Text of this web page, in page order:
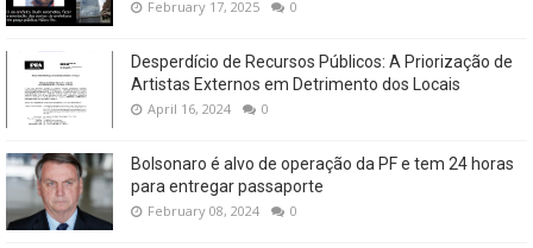
February 17, 2025 0
Desperdício de Recursos Públicos: A Priorização de
Artistas Externos em Detrimento dos Locais
April 16, 2024 0
Bolsonaro é alvo de operação da PF e tem 24 horas
para entregar passaporte
February 08, 2024 0